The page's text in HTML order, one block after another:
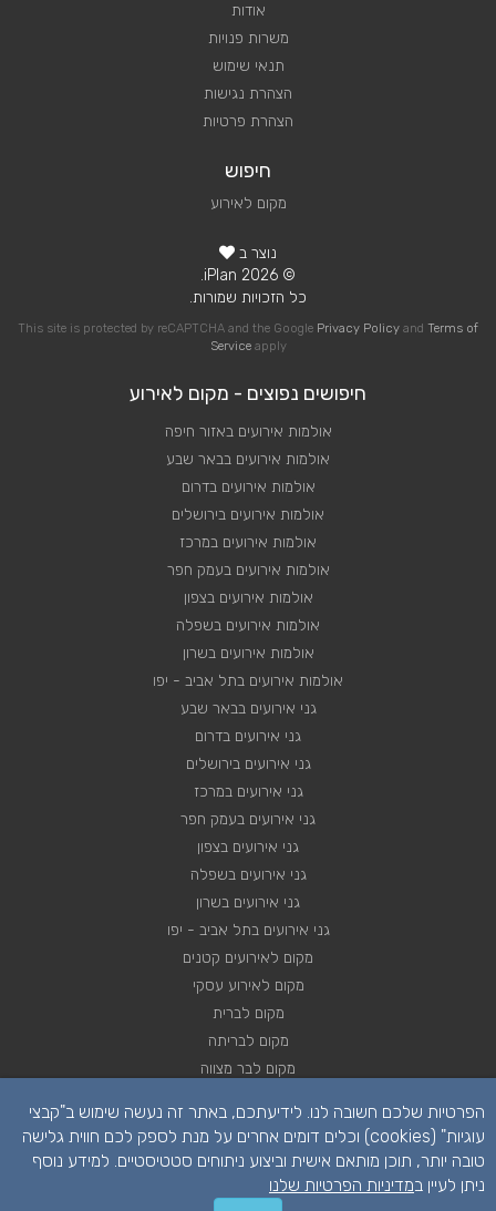
אודות
משרות פנויות
תנאי שימוש
הצהרת נגישות
הצהרת פרטיות
חיפוש
מקום לאירוע
נוצר ב
© 2026 iPlan.
כל הזכויות שמורות.
This site is protected by reCAPTCHA and the Google Privacy Policy and Terms of
Serviceapply
חיפושים נפוצים - מקום לאירוע
אולמות אירועים באזור חיפה
אולמות אירועים בבאר שבע
אולמות אירועים בדרום
אולמות אירועים בירושלים
אולמות אירועים במרכז
אולמות אירועים בעמק חפר
אולמות אירועים בצפון
אולמות אירועים בשפלה
אולמות אירועים בשרון
אולמות אירועים בתל אביב - יפו
גני אירועים בבאר שבע
גני אירועים בדרום
גני אירועים בירושלים
גני אירועים במרכז
גני אירועים בעמק חפר
גני אירועים בצפון
גני אירועים בשפלה
גני אירועים בשרון
גני אירועים בתל אביב - יפו
מקום לאירועים קטנים
מקום לאירוע עסקי
מקום לברית
מקום לבריתה
מקום לבר מצווה
מקום לחינה
מקום לכנסים
הפרטיות שלכם חשובה לנו. לידיעתכם, באתר זה נעשה שימוש ב"קבצי
עוגיות" (cookies) וכלים דומים אחרים על מנת לספק לכם חווית גלישה
טובה יותר, תוכן מותאם אישית וביצוע ניתוחים סטטיסטיים. למידע נוסף
ניתן לעיין במדיניות הפרטיות שלנו